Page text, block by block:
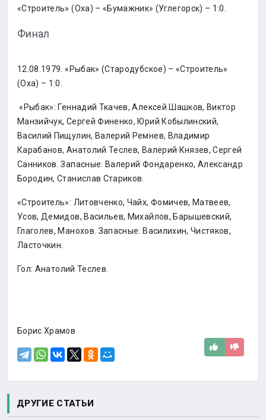
«Строитель» (Оха) – «Бумажник» (Углегорск) – 1:0.
Финал
12.08.1979. «Рыбак» (Стародубское) – «Строитель»
(Оха) – 1:0.
«Рыбак»: Геннадий Ткачев, Алексей Шашков, Виктор
Манзийчук, Сергей Финенко, Юрий Кобылинский,
Василий Пищулин, Валерий Ремнев, Владимир
Карабанов, Анатолий Теслев, Валерий Князев, Сергей
Санников. Запасные: Валерий Фондаренко, Александр
Бородин, Станислав Стариков.
«Строитель»: Литовченко, Чайх, Фомичев, Матвеев,
Усов, Демидов, Васильев, Михайлов, Барышевский,
Глаголев, Манохов. Запасные: Василихин, Чистяков,
Ласточкин.
Гол: Анатолий Теслев.
Борис Храмов
ДРУГИЕ СТАТЬИ